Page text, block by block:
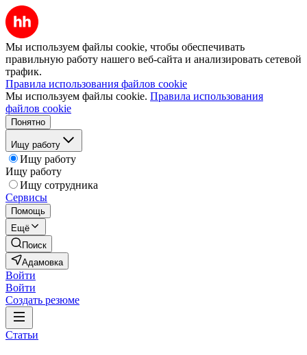
Мы используем файлы cookie, чтобы обеспечивать
правильную работу нашего веб-сайта и анализировать сетевой
трафик.
Правила использования файлов cookie
Мы используем файлы cookie. Правила использования
файлов cookie
Понятно
Ищу работу
Ищу работу
Ищу работу
Ищу сотрудника
Сервисы
Помощь
Ещё
Поиск
Адамовка
Войти
Войти
Создать резюме
Статьи